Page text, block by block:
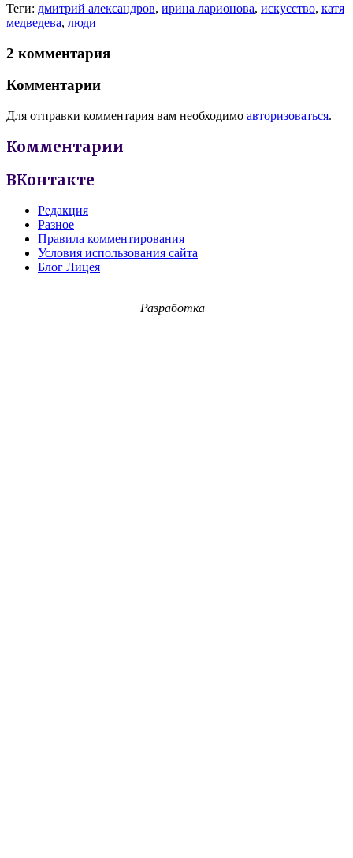
Теги: дмитрий александров, ирина ларионова, искусство, катя
медведева, люди
2 комментария
Комментарии
Для отправки комментария вам необходимо авторизоваться.
Комментарии
ВКонтакте
Редакция
Разное
Правила комментирования
Условия использования сайта
Блог Лицея
Разработка